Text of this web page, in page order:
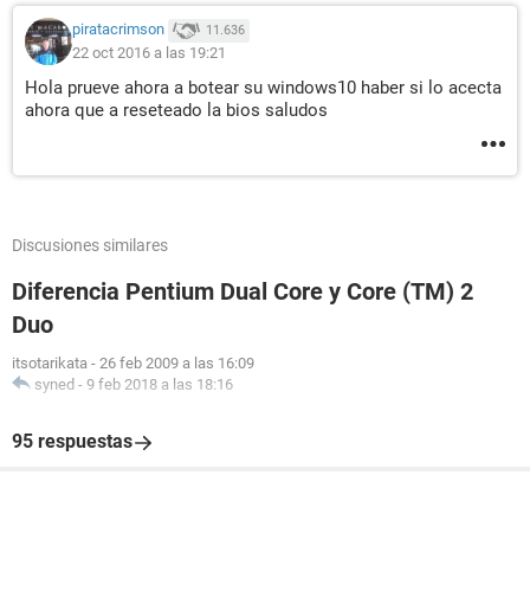
piratacrimson 11.636
22 oct 2016 a las 19:21
Hola prueve ahora a botear su windows10 haber si lo acecta
ahora que a reseteado la bios saludos
Discusiones similares
Diferencia Pentium Dual Core y Core (TM) 2
Duo
itsotarikata - 26 feb 2009 a las 16:09
syned - 9 feb 2018 a las 18:16
95 respuestas